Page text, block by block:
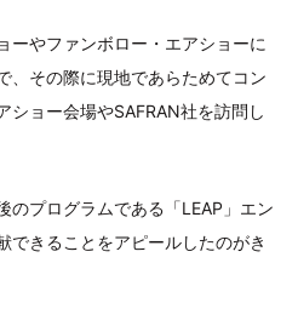
ーやファンボロー・エアショーに
、その際に現地であらためてコン
ショー会場やSAFRAN社を訪問し
のプログラムである「LEAP」エン
できることをアピールしたのがき